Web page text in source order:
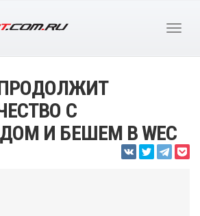
ПРОДОЛЖИТ
С
И БЕШЕМ В WEC